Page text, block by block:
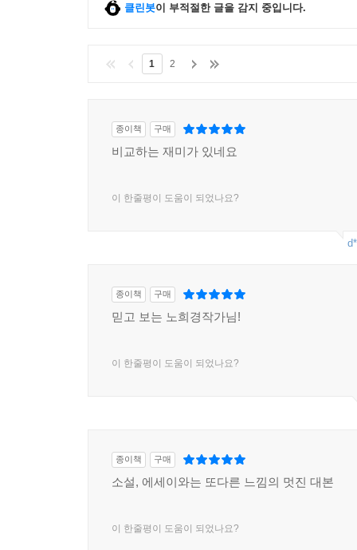
클린봇이 부적절한 글을 감지 중입니다.
1 2
종이책 구매
비교하는 재미가 있네요
이 한줄평이 도움이 되었나요?
종이책 구매
믿고 보는 노희경작가님!
이 한줄평이 도움이 되었나요?
종이책 구매
소설, 에세이와는 또다른 느낌의 멋진 대본
이 한줄평이 도움이 되었나요?